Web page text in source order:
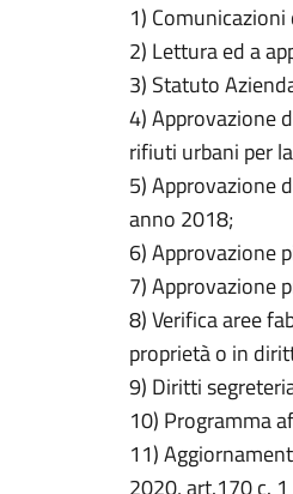
1)
2) Lettura ed a
3) Statuto
4) Approvazione
rifiuti urbani per
5) Approvazione
anno 2018;
6) Approvazione
7) Approvazione
8) Verifica aree
proprietà o in
9) Diritti
10) Programma
11)
2020, art.170 c.